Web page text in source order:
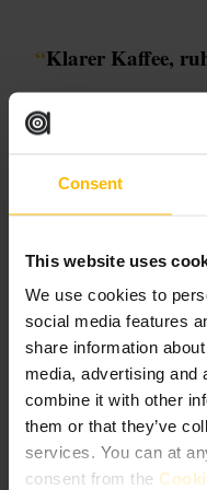
Consent
This website uses
We use cookies to
social media features
share information
media, advertising and
combine it with other
them or that they’ve
services. You can at
consent from the
“Klarer Kaffee,
Geeignet für
Kaffee #Brunch
#Kaffeekultur
Was Sie erwartet
Sie finden hier sorgfältig
saisonal wechselnde
entspannt und
Tischen und Fenstersitzen,
Freundliches Personal
Bedienung.
Planen Sie Ihren